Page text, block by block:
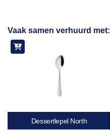
Vaak samen verhuurd met:
Dessertlepel North